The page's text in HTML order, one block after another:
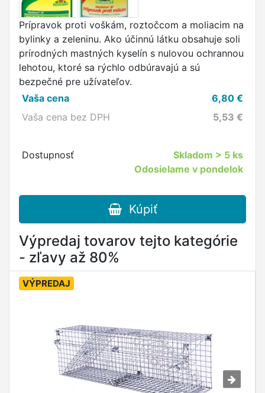
Prípravok proti voškám, roztočcom a moliacim na
bylinky a zeleninu. Ako účinnú látku obsahuje soli
prírodných mastných kyselín s nulovou ochrannou
lehotou, ktoré sa rýchlo odbúravajú a sú
bezpečné pre užívateľov.
Vaša cena
6,80 €
Vaša cena bez DPH
5,53 €
Dostupnosť Skladom > 5 ks
Odosielame v pondelok
Kúpiť
Výpredaj tovarov tejto kategórie
- zľavy až 80%
VÝPREDAJ